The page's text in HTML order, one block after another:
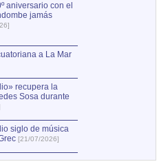
aniversario con el
jamás
a La Mar
recupera la
Sosa durante
siglo de música
[21/07/2026]